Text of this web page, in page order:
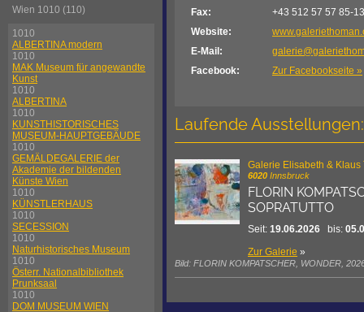
Wien 1010 (110)
1010
ALBERTINA modern
1010
MAK Museum für angewandte
Kunst
1010
ALBERTINA
1010
KUNSTHISTORISCHES
MUSEUM-HAUPTGEBÄUDE
1010
GEMÄLDEGALERIE der
Akademie der bildenden
Künste Wien
1010
KÜNSTLERHAUS
1010
SECESSION
1010
Naturhistorisches Museum
1010
Österr. Nationalbibliothek
Prunksaal
1010
DOM MUSEUM WIEN
Fax:
+43 512 57 57 85-13
Website:
E-Mail:
Facebook:
Zur Facebookseite »
Laufende Ausstellungen:
Galerie Elisabeth & Klaus
6020 Innsbruck
FLORIN
SOPRATUTTO
Seit: 19.06.2026 bis:
Zur Galerie »
Bild: FLORIN KOMPATSCHER, WONDER,